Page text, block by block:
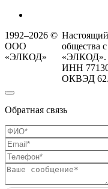
1992–2026 ©
ООО
«ЭЛКОД»
общества
«ЭЛКОД».
ИНН
ОКВЭД
Обратная связь